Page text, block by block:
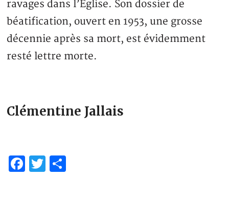
ravages dans l’Eglise. Son dossier de
béatification, ouvert en 1953, une grosse
décennie après sa mort, est évidemment
resté lettre morte.
Clémentine Jallais
Facebook
Twitter